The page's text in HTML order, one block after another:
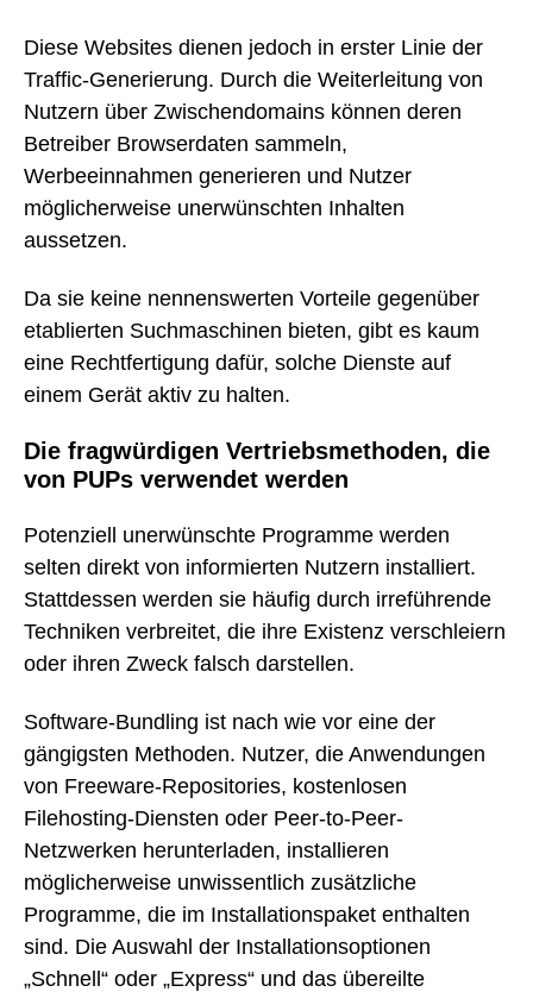
Diese Websites dienen jedoch in erster Linie der
Traffic-Generierung. Durch die Weiterleitung von
Nutzern über Zwischendomains können deren
Betreiber Browserdaten sammeln,
Werbeeinnahmen generieren und Nutzer
möglicherweise unerwünschten Inhalten
aussetzen.
Da sie keine nennenswerten Vorteile gegenüber
etablierten Suchmaschinen bieten, gibt es kaum
eine Rechtfertigung dafür, solche Dienste auf
einem Gerät aktiv zu halten.
Die fragwürdigen Vertriebsmethoden, die
von PUPs verwendet werden
Potenziell unerwünschte Programme werden
selten direkt von informierten Nutzern installiert.
Stattdessen werden sie häufig durch irreführende
Techniken verbreitet, die ihre Existenz verschleiern
oder ihren Zweck falsch darstellen.
Software-Bundling ist nach wie vor eine der
gängigsten Methoden. Nutzer, die Anwendungen
von Freeware-Repositories, kostenlosen
Filehosting-Diensten oder Peer-to-Peer-
Netzwerken herunterladen, installieren
möglicherweise unwissentlich zusätzliche
Programme, die im Installationspaket enthalten
sind. Die Auswahl der Installationsoptionen
„Schnell“ oder „Express“ und das übereilte